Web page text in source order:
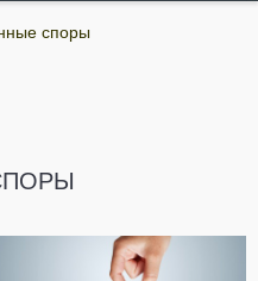
споры